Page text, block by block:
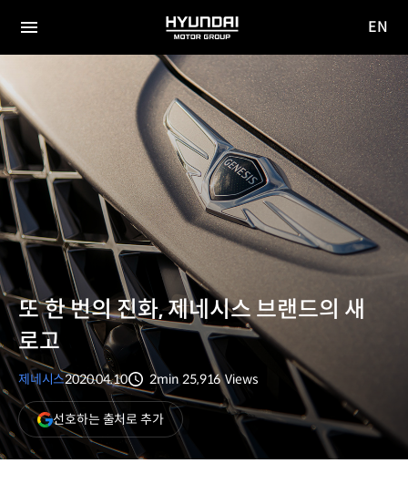
전체
HYUNDAI
MOTOR
GROUP
사이
이동
EN
또 한 번의 진화, 제네시스 브랜드의 새
로고
제네시스2020.04.10
분량
2min
조회수
25,916 Views
선호하는 출처로 추가(새
창
열림)